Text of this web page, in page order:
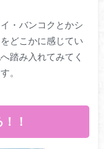
・バンコクとかシ
どこかに感じてい
踏み入れてみてく
。
！